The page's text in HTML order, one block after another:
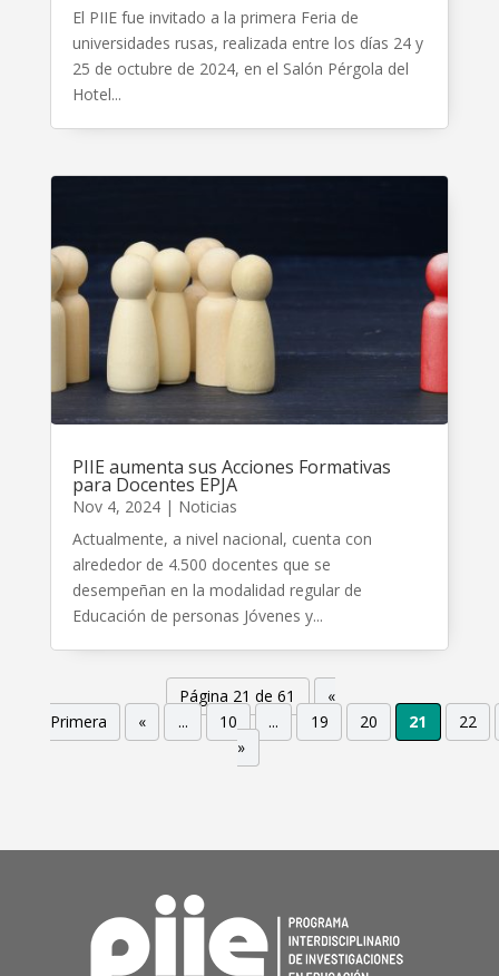
El PIIE fue invitado a la primera Feria de
universidades rusas, realizada entre los días 24 y
25 de octubre de 2024, en el Salón Pérgola del
Hotel...
PIIE aumenta sus Acciones Formativas
para Docentes EPJA
Nov 4, 2024| Noticias
Actualmente, a nivel nacional, cuenta con
alrededor de 4.500 docentes que se
desempeñan en la modalidad regular de
Educación de personas Jóvenes y...
Página 21 de 61
«
Primera
« ... 10 ... 19 20 21
22
»